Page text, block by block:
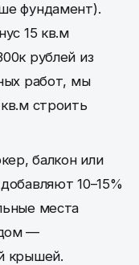
фундамент).
15 кв.м
рублей из
работ, мы
строить
балкон или
10–15%
места
—
крышей.